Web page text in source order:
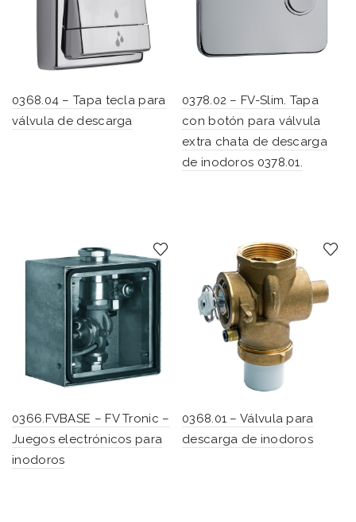
0368.04 – Tapa tecla para
válvula de descarga
0378.02 – FV-Slim. Tapa
con botón para válvula
extra chata de descarga
de inodoros 0378.01.
0366.FVBASE – FV Tronic –
Juegos electrónicos para
inodoros
0368.01 – Válvula para
descarga de inodoros